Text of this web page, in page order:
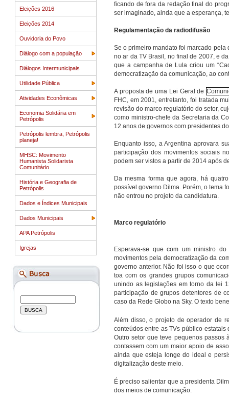
Eleições 2016
Eleições 2014
Ouvidoria do Povo
Diálogo com a população
Diálogos Intermunicipais
Utilidade Pública
Atividades Econômicas
Economia Solidária em
Petrópolis
Petrópolis lembra, Petrópolis
planeja!
MHSC: Movimento
Humanista Solidarista
Comunitário
História e Geografia de
Petrópolis
Dados e Índices Municipais
Dados Municipais
APA Petrópolis
Igrejas
ficando de fora da redação final do
ser imaginado, ainda que a esperança,
Regulamentação da radiodifusão
Se o primeiro mandato foi marcado
no ar da TV Brasil, no final de 2007, e
que a campanha de Lula criou um
democratização da comunicação, ao
A proposta de uma Lei Geral de
FHC, em 2001, entretanto, foi tratada
revisão do marco regulatório do setor,
como ministro-chefe da Secretaria da
12 anos de governos com presidentes
Enquanto isso, a Argentina aprovara
participação dos movimentos sociais
podem ser vistos a partir de 2014 após
Da mesma forma que agora, há
possível governo Dilma. Porém, o tema
não entrou no projeto da candidatura.
Marco regulatório
Esperava-se que com um ministro
movimentos pela democratização da
governo anterior. Não foi isso o que
toa com os grandes grupos
unindo as legislações em torno da lei
participação de grupos detentores de
caso da Rede Globo na Sky. O texto
Além disso, o projeto de operador de
conteúdos entre as TVs público-
Outro setor que teve pequenos passos
contassem com um maior apoio de
ainda que esteja longe do ideal e
digitalização deste meio.
É preciso salientar que a presidenta
dos meios de comunicação.